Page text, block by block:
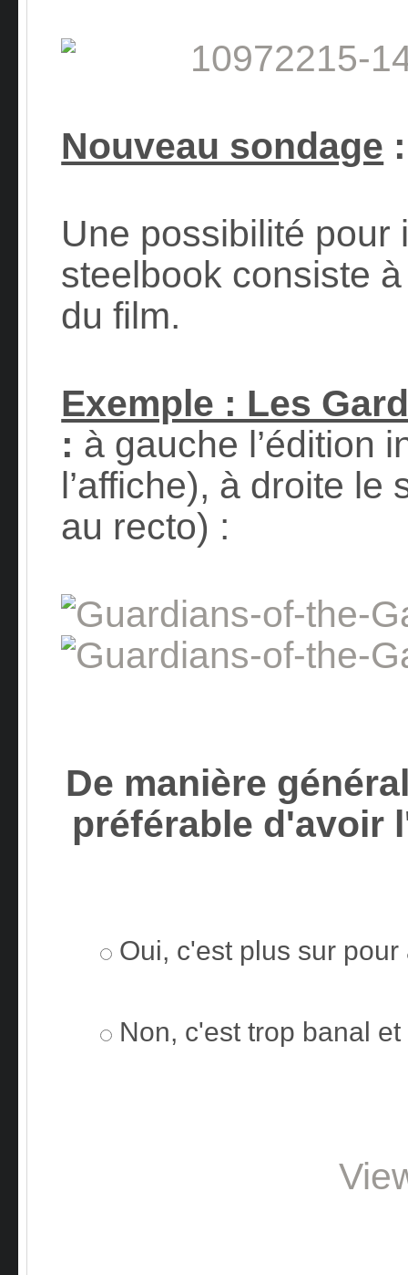
Nouveau sondage
Une possibilité pour
steelbook consiste
du film.
Exemple : Les
: à gauche l’édition
l’affiche), à droite
au recto) :
De manière
préférable d'avoir
Oui, c'est plus sur
Non, c'est trop banal